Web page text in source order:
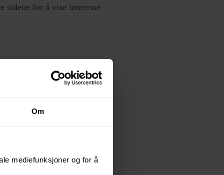
Om
mediefunksjoner og for å
sidene for å vise interesse